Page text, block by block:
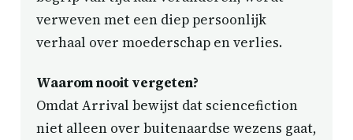
verweven met een diep persoonlijk
verhaal over moederschap en verlies.
Waarom nooit vergeten?
Omdat Arrival bewijst dat sciencefiction
niet alleen over buitenaardse wezens gaat,